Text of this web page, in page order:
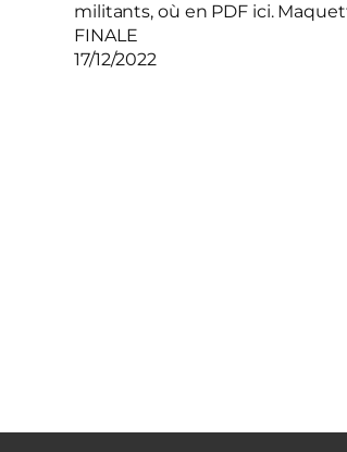
militants, où en PDF ici.
FINALE
17/12/2022